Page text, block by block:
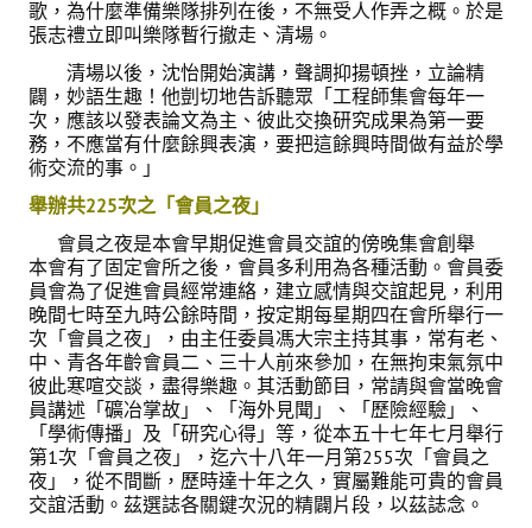
獎章委員會簡則
傑出服務貢獻獎設置辦法
場地租借管理辦法
學會章程
會員代表選舉辦法
追憶盧善棟前理事長
學會獎項
盧善棟獎學金
盧善棟獎學金得獎人
歷年技術獎章得獎人
歌，為什麼準備樂隊排列在後，不無受人作弄之概。於是
張志禮立即叫樂隊暫行撤走、清場。
清場以後，沈怡開始演講，聲調抑揚頓挫，立論精
闢，妙語生趣！他剴切地告訴聽眾「工程師集會每年一
次，應該以發表論文為主、彼此交換研究成果為第一要
務，不應當有什麼餘興表演，要把這餘興時間做有益於學
術交流的事。」
舉辦共225次之「會員之夜」
會員之夜是本會早期促進會員交誼的傍晚集會創舉
本會有了固定會所之後，會員多利用為各種活動。會員委
員會為了促進會員經常連絡，建立感情與交誼起見，利用
晚間七時至九時公餘時間，按定期每星期四在會所舉行一
次「會員之夜」，由主任委員馮大宗主持其事，常有老、
中、青各年齡會員二、三十人前來參加，在無拘束氣氛中
彼此寒喧交談，盡得樂趣。其活動節目，常請與會當晚會
員講述「礦冶掌故」、「海外見聞」、「歷險經驗」、
「學術傳播」及「研究心得」等，從本五十七年七月舉行
第1次「會員之夜」，迄六十八年一月第255次「會員之
夜」，從不間斷，歷時達十年之久，實屬難能可貴的會員
交誼活動。茲選誌各關鍵次況的精闢片段，以茲誌念。